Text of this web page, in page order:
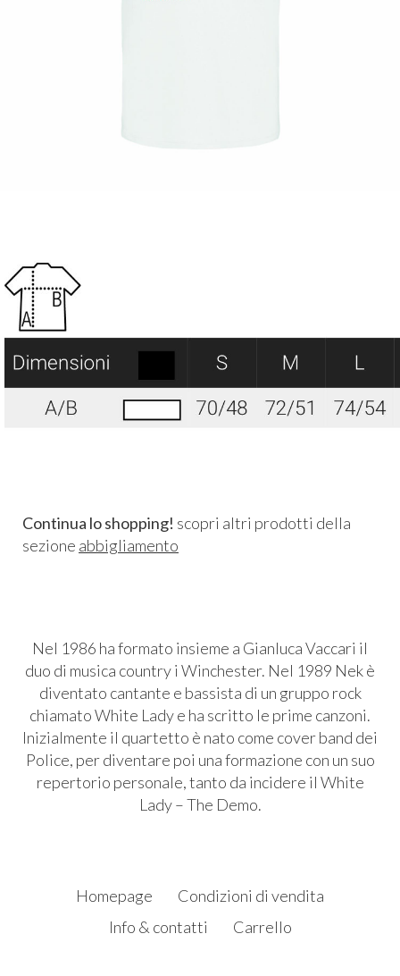
Continua lo shopping! scopri altri prodotti della
sezione abbigliamento
Nel 1986 ha formato insieme a Gianluca Vaccari il
duo di musica country i Winchester. Nel 1989 Nek è
diventato cantante e bassista di un gruppo rock
chiamato White Lady e ha scritto le prime canzoni.
Inizialmente il quartetto è nato come cover band dei
Police, per diventare poi una formazione con un suo
repertorio personale, tanto da incidere il White
Lady – The Demo.
Homepage
Condizioni di vendita
Info & contatti
Carrello